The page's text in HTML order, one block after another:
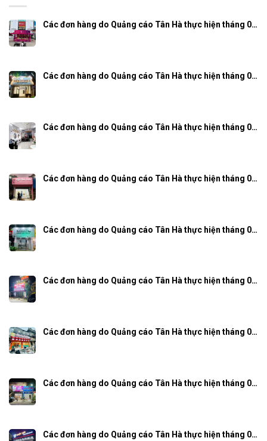
Các đơn hàng do Quảng cáo Tân Hà thực hiện tháng 0…
Các đơn hàng do Quảng cáo Tân Hà thực hiện tháng 0…
Các đơn hàng do Quảng cáo Tân Hà thực hiện tháng 0…
Các đơn hàng do Quảng cáo Tân Hà thực hiện tháng 0…
Các đơn hàng do Quảng cáo Tân Hà thực hiện tháng 0…
Các đơn hàng do Quảng cáo Tân Hà thực hiện tháng 0…
Các đơn hàng do Quảng cáo Tân Hà thực hiện tháng 0…
Các đơn hàng do Quảng cáo Tân Hà thực hiện tháng 0…
Các đơn hàng do Quảng cáo Tân Hà thực hiện tháng 0…